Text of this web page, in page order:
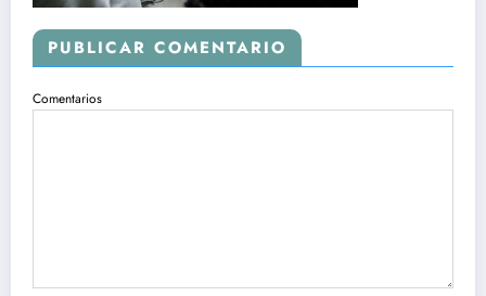
PUBLICAR COMENTARIO
Comentarios